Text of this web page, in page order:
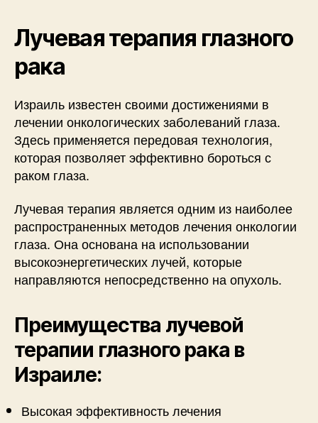
Лучевая терапия глазного
рака
Израиль известен своими достижениями в
лечении онкологических заболеваний глаза.
Здесь применяется передовая технология,
которая позволяет эффективно бороться с
раком глаза.
Лучевая терапия является одним из наиболее
распространенных методов лечения онкологии
глаза. Она основана на использовании
высокоэнергетических лучей, которые
направляются непосредственно на опухоль.
Преимущества лучевой
терапии глазного рака в
Израиле:
Высокая эффективность лечения